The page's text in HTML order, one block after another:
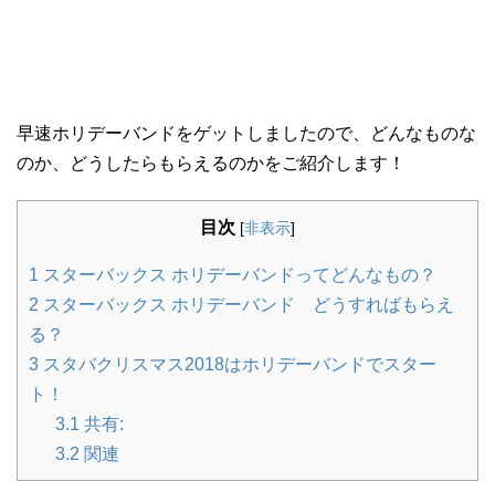
早速ホリデーバンドをゲットしましたので、どんなものな
のか、どうしたらもらえるのかをご紹介します！
目次 [非表示]
1 スターバックス ホリデーバンドってどんなもの？
2 スターバックス ホリデーバンド どうすればもらえ
る？
3 スタバクリスマス2018はホリデーバンドでスター
ト！
3.1 共有:
3.2 関連